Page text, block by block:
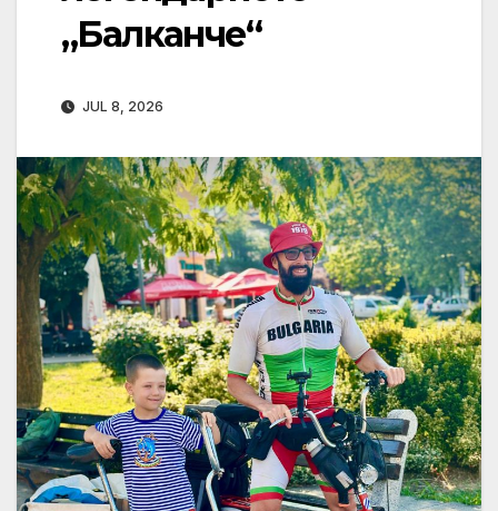
„Балканче“
JUL 8, 2026